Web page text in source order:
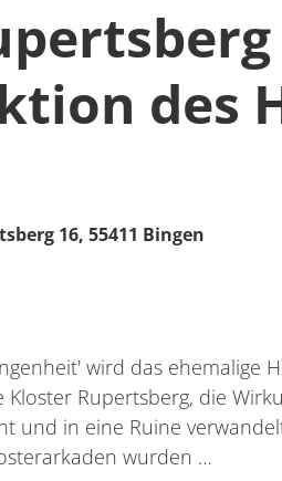
des
16, 55411 Bingen
wird das ehemalige
Kloster Rupertsberg, die
und in eine Ruine
wurden …